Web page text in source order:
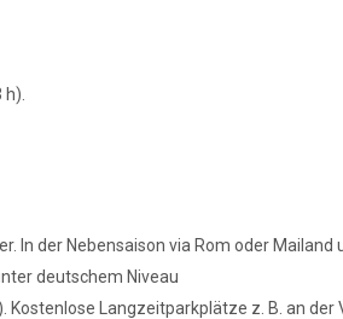
In der Nebensaison via Rom oder Mailand
deutschem Niveau
Langzeitparkplätze z. B. an